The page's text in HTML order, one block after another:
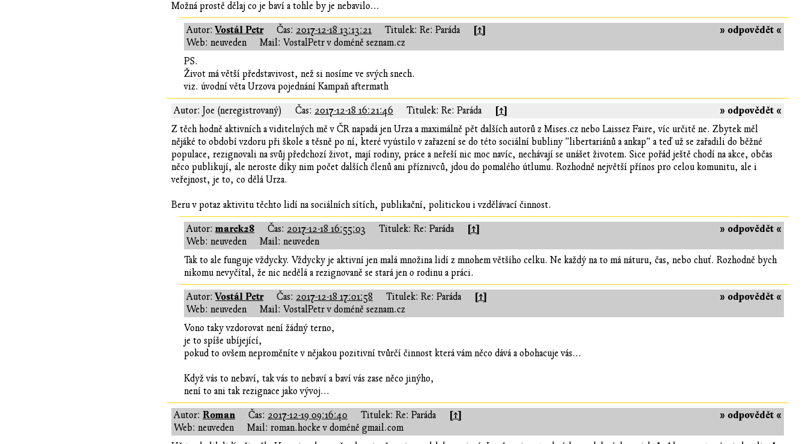
Možná prostě dělaj co je baví a tohle by je nebavilo...
» odpovědět «
Autor:Vostál Petr Čas: 2017-12-18 13:13:21 Titulek: Re: Paráda [↑]
Web: neuveden
Mail: VostalPetr v doméně seznam.cz
PS.
Život má větší představivost, než si nosíme ve svých snech.
viz. úvodní věta Urzova pojednání Kampaň aftermath
» odpovědět «
Autor: Joe (neregistrovaný) Čas: 2017-12-18 16:21:46 Titulek: Re: Paráda [↑]
Z těch hodně aktivních a viditelných mě v ČR napadá jen Urza a maximálně pět dalších autorů z Mises.cz nebo Laissez Faire, víc určitě ne. Zbytek měl
nějáké to období vzdoru při škole a těsně po ní, které vyústilo v zařazení se do této sociální bubliny "libertariánů a ankap" a teď už se zařadili do běžné
populace, rezignovali na svůj předchozí život, mají rodiny, práce a neřeší nic moc navíc, nechávají se unášet životem. Sice pořád ještě chodí na akce, občas
něco publikují, ale neroste díky nim počet dalších členů ani příznivců, jdou do pomalého útlumu. Rozhodně největší přínos pro celou komunitu, ale i
veřejnost, je to, co dělá Urza.
Beru v potaz aktivitu těchto lidí na sociálních sítích, publikační, politickou i vzdělávací činnost.
» odpovědět «
Autor:marek28 Čas: 2017-12-18 16:55:03 Titulek: Re: Paráda [↑]
Web: neuveden
Mail: neuveden
Tak to ale funguje vždycky. Vždycky je aktivní jen malá množina lidí z mnohem většího celku. Ne každý na to má náturu, čas, nebo chuť. Rozhodně bych
nikomu nevyčítal, že nic nedělá a rezignovaně se stará jen o rodinu a práci.
» odpovědět «
Autor:Vostál Petr Čas: 2017-12-18 17:01:58 Titulek: Re: Paráda [↑]
Web: neuveden
Mail: VostalPetr v doméně seznam.cz
Vono taky vzdorovat není žádný terno,
je to spíše ubíjející,
pokud to ovšem neproměníte v nějakou pozitivní tvůrčí činnost která vám něco dává a obohacuje vás...
Když vás to nebaví, tak vás to nebaví a baví vás zase něco jinýho,
není to ani tak rezignace jako vývoj...
» odpovědět «
Autor:Roman Čas: 2017-12-19 09:16:40 Titulek: Re: Paráda [↑]
Web: neuveden
Mail: roman.hocke v doméně gmail.com